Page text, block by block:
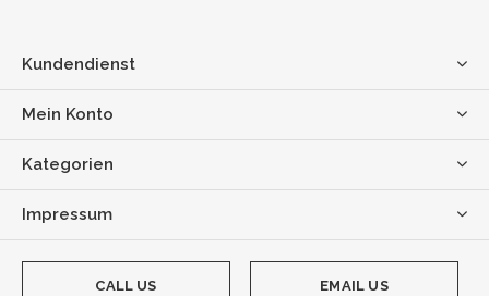
Kundendienst
Mein Konto
Kategorien
Impressum
CALL US EMAIL US